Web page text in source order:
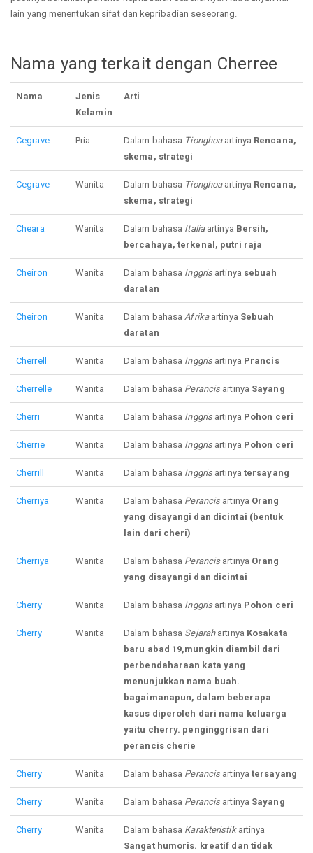
lain yang menentukan sifat dan kepribadian seseorang.
Nama yang terkait dengan Cherree
Nama
Jenis
Kelamin
Arti
Cegrave Pria Dalam bahasa Tionghoaartinya Rencana,
skema, strategi
Cegrave Wanita Dalam bahasa Tionghoaartinya Rencana,
skema, strategi
Cheara Wanita Dalam bahasa Italiaartinya Bersih,
bercahaya, terkenal, putri raja
Cheiron Wanita Dalam bahasa Inggrisartinya sebuah
daratan
Cheiron Wanita Dalam bahasaAfrikaartinya Sebuah
daratan
Cherrell Wanita Dalam bahasa Inggrisartinya Prancis
Cherrelle Wanita Dalam bahasa Perancisartinya Sayang
Cherri Wanita Dalam bahasa Inggrisartinya Pohon ceri
Cherrie Wanita Dalam bahasa Inggrisartinya Pohon ceri
Cherrill Wanita Dalam bahasa Inggrisartinya tersayang
Cherriya Wanita Dalam bahasa Perancisartinya Orang
yang disayangi dan dicintai (bentuk
lain dari cheri)
Cherriya Wanita Dalam bahasa Perancisartinya Orang
yang disayangi dan dicintai
Cherry Wanita Dalam bahasa Inggrisartinya Pohon ceri
Cherry Wanita Dalam bahasa Sejarahartinya Kosakata
baru abad 19,mungkin diambil dari
perbendaharaan kata yang
menunjukkan nama buah.
bagaimanapun, dalam beberapa
kasus diperoleh dari nama keluarga
yaitu cherry. penginggrisan dari
perancis cherie
Cherry Wanita Dalam bahasa Perancisartinyatersayang
Cherry Wanita Dalam bahasa Perancisartinya Sayang
Cherry Wanita Dalam bahasa Karakteristikartinya
Sangat humoris. kreatif dan tidak